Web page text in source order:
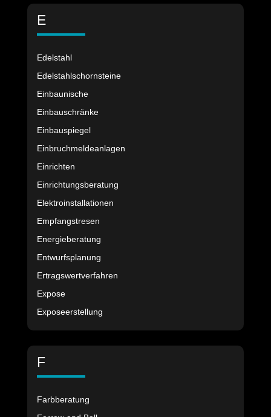
E
Edelstahl
Edelstahlschornsteine
Einbaunische
Einbauschränke
Einbauspiegel
Einbruchmeldeanlagen
Einrichten
Einrichtungsberatung
Elektroinstallationen
Empfangstresen
Energieberatung
Entwurfsplanung
Ertragswertverfahren
Expose
Exposeerstellung
F
Farbberatung